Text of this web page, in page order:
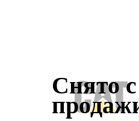
Снято с